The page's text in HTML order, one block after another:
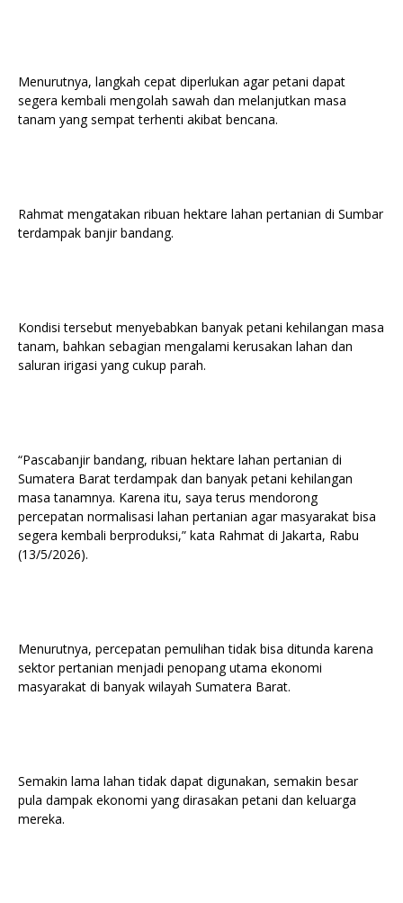
Menurutnya, langkah cepat diperlukan agar petani dapat
segera kembali mengolah sawah dan melanjutkan masa
tanam yang sempat terhenti akibat bencana.
Rahmat mengatakan ribuan hektare lahan pertanian di Sumbar
terdampak banjir bandang.
Kondisi tersebut menyebabkan banyak petani kehilangan masa
tanam, bahkan sebagian mengalami kerusakan lahan dan
saluran irigasi yang cukup parah.
“Pascabanjir bandang, ribuan hektare lahan pertanian di
Sumatera Barat terdampak dan banyak petani kehilangan
masa tanamnya. Karena itu, saya terus mendorong
percepatan normalisasi lahan pertanian agar masyarakat bisa
segera kembali berproduksi,” kata Rahmat di Jakarta, Rabu
(13/5/2026).
Menurutnya, percepatan pemulihan tidak bisa ditunda karena
sektor pertanian menjadi penopang utama ekonomi
masyarakat di banyak wilayah Sumatera Barat.
Semakin lama lahan tidak dapat digunakan, semakin besar
pula dampak ekonomi yang dirasakan petani dan keluarga
mereka.